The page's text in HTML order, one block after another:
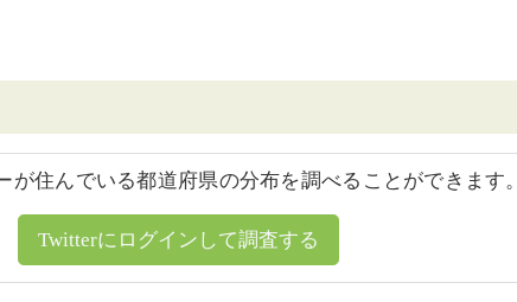
が住んでいる都道府県の分布を調べることができます。
Twitterにログインして調査する